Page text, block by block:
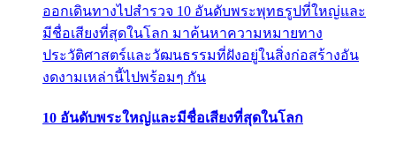
ออกเดินทางไปสำรวจ 10 อันดับพระพุทธรูปที่ใหญ่และ
มีชื่อเสียงที่สุดในโลก มาค้นหาความหมายทาง
ประวัติศาสตร์และวัฒนธรรมที่ฝังอยู่ในสิ่งก่อสร้างอัน
งดงามเหล่านี้ไปพร้อมๆ กัน
10 อันดับพระใหญ่และมีชื่อเสียงที่สุดในโลก